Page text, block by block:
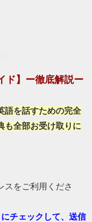
ド】ー徹底解説ー
語を話すための完全
も全部お受け取りに
をご利用くださ
チェックして、送信